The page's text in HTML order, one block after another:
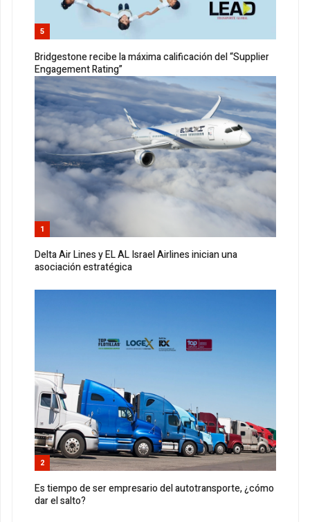
5
Bridgestone recibe la máxima calificación del “Supplier
Engagement Rating”
1
Delta Air Lines y EL AL Israel Airlines inician una
asociación estratégica
2
Es tiempo de ser empresario del autotransporte, ¿cómo
dar el salto?